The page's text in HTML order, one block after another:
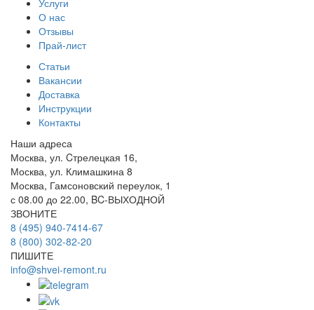
О нас
Отзывы
Прай-лист
Статьи
Вакансии
Доставка
Инструкции
Контакты
Наши адреса
Москва, ул. Cтрелецкая 16,
Москва, ул. Климашкина 8
Москва, Гамсоновский переулок, 1
с 08.00 до 22.00, BC-ВЫХОДНОЙ
ЗВОНИТЕ
8 (495) 940-7414-67
8 (800) 302-82-20
ПИШИТЕ
info@shvei-remont.ru